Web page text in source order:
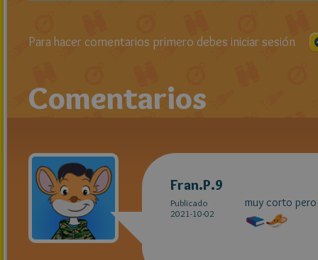
Para hacer comentarios primero debes iniciar sesión
Comentarios
Fran.P.9
Publicado
2021-10-02
muy corto